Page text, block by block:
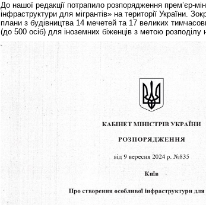
До нашої редакції потрапило розпорядження прем’єр-
інфраструктури для мігрантів» на території України.
плани з будівництва 14 мечетей та 17 великих
(до 500 осіб) для іноземних біженців з метою